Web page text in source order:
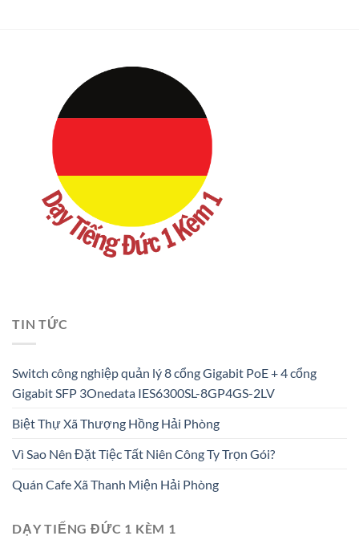
TIN TỨC
Switch công nghiệp quản lý 8 cổng Gigabit PoE + 4 cổng
Gigabit SFP 3Onedata IES6300SL-8GP4GS-2LV
Biệt Thự Xã Thượng Hồng Hải Phòng
Vì Sao Nên Đặt Tiệc Tất Niên Công Ty Trọn Gói?
Quán Cafe Xã Thanh Miện Hải Phòng
DẠY TIẾNG ĐỨC 1 KÈM 1